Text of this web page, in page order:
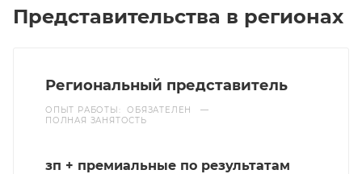
Представительства в регионах
Региональный представитель
ОПЫТ РАБОТЫ: ОБЯЗАТЕЛЕН
—
ПОЛНАЯ ЗАНЯТОСТЬ
зп + премиальные по результатам